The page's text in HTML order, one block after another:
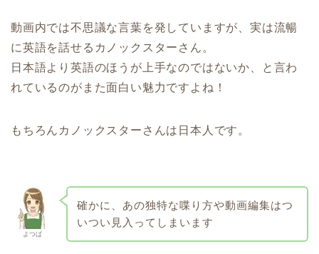
動画内では不思議な言葉を発していますが、実は流暢
に英語を話せるカノックスターさん。
日本語より英語のほうが上手なのではないか、と言わ
れているのがまた面白い魅力ですよね！
もちろんカノックスターさんは日本人です。
よつば
確かに、あの独特な喋り方や動画編集はつ
いつい見入ってしまいます